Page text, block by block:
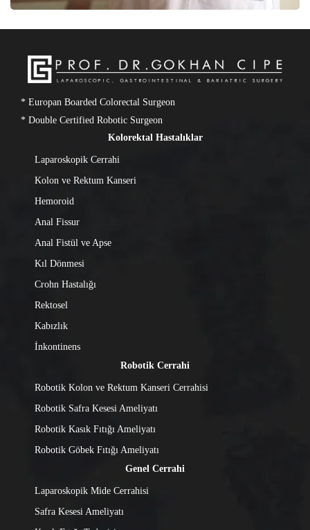
* Europan Boarded Colorectal Surgeon
* Double Certified Robotic Surgeon
Kolorektal Hastalıklar
Laparoskopik Cerrahi
Kolon ve Rektum Kanseri
Hemoroid
Anal Fissur
Anal Fistül ve Apse
Kıl Dönmesi
Crohn Hastalığı
Rektosel
Kabızlık
İnkontinens
Robotik Cerrahi
Robotik Kolon ve Rektum Kanseri Cerrahisi
Robotik Safra Kesesi Ameliyatı
Robotik Kasık Fıtığı Ameliyatı
Robotik Göbek Fıtığı Ameliyatı
Genel Cerrahi
Laparoskopik Mide Cerrahisi
Safra Kesesi Ameliyatı